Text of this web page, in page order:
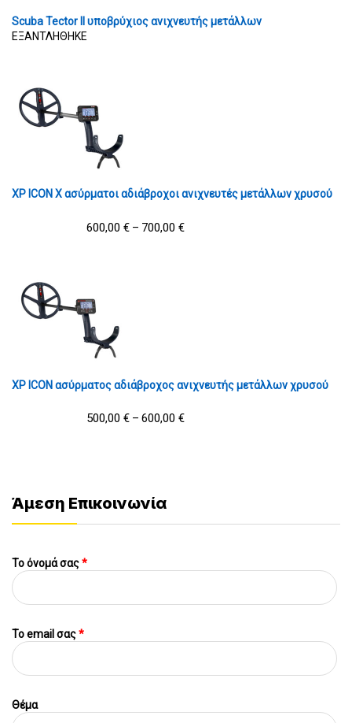
Scuba Tector II υποβρύχιος ανιχνευτής μετάλλων
ΕΞΑΝΤΛΗΘΗΚΕ
XP ICON X ασύρματοι αδιάβροχοι ανιχνευτές μετάλλων χρυσού
600,00 € – 700,00 €
XP ICON ασύρματος αδιάβροχος ανιχνευτής μετάλλων χρυσού
500,00 € – 600,00 €
Άμεση Επικοινωνία
Το όνομά σας*
To email σας*
Θέμα